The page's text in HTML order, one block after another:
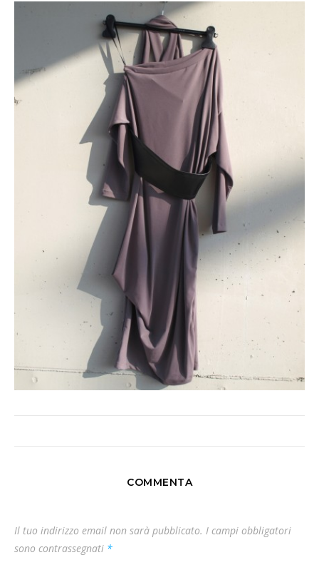
COMMENTA
Il tuo indirizzo email non sarà pubblicato. I campi obbligatori
sono contrassegnati *